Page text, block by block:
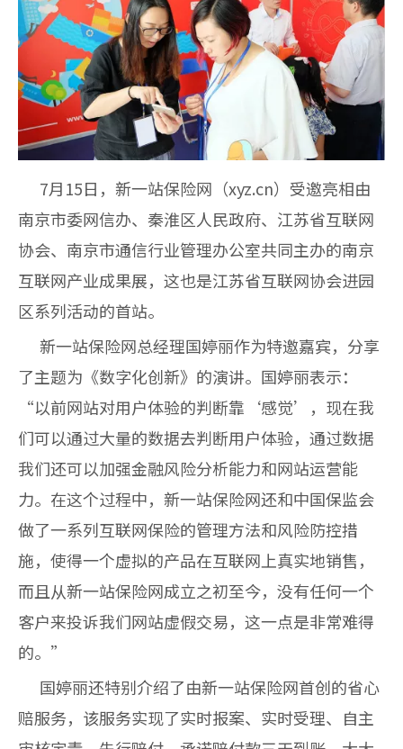
7月15日，新一站保险网（xyz.cn）受邀亮相由
南京市委网信办、秦淮区人民政府、江苏省互联网
协会、南京市通信行业管理办公室共同主办的南京
互联网产业成果展，这也是江苏省互联网协会进园
区系列活动的首站。
新一站保险网总经理国婷丽作为特邀嘉宾，分享
了主题为《数字化创新》的演讲。国婷丽表示：
“以前网站对用户体验的判断靠‘感觉’，现在我
们可以通过大量的数据去判断用户体验，通过数据
我们还可以加强金融风险分析能力和网站运营能
力。在这个过程中，新一站保险网还和中国保监会
做了一系列互联网保险的管理方法和风险防控措
施，使得一个虚拟的产品在互联网上真实地销售，
而且从新一站保险网成立之初至今，没有任何一个
客户来投诉我们网站虚假交易，这一点是非常难得
的。”
国婷丽还特别介绍了由新一站保险网首创的省心
赔服务，该服务实现了实时报案、实时受理、自主